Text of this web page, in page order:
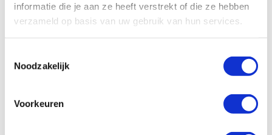
informatie die je aan ze heeft verstrekt of die ze hebben
verzameld op basis van uw gebruik van hun services.
Noodzakelijk
Voorkeuren